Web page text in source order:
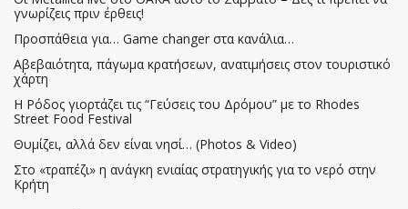
γνωρίζεις πριν έρθεις!
Προσπάθεια για… Game changer στα κανάλια…
Αβεβαιότητα, πάγωμα κρατήσεων, ανατιμήσεις στον τουριστικό
χάρτη
Η Ρόδος γιορτάζει τις “Γεύσεις του Δρόμου” με το Rhodes
Street Food Festival
Θυμίζει, αλλά δεν είναι νησί… (Photos & Video)
Στο «τραπέζι» η ανάγκη ενιαίας στρατηγικής για το νερό στην
Κρήτη